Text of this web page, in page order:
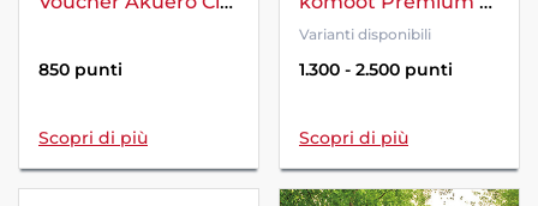
850 punti
Scopri di più
Varianti disponibili
1.300 - 2.500 punti
Scopri di più